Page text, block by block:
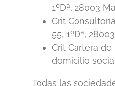
1ºDª, 28003
Crit
55, 1ºDª,
Crit Cartera
domicilio
Todas las